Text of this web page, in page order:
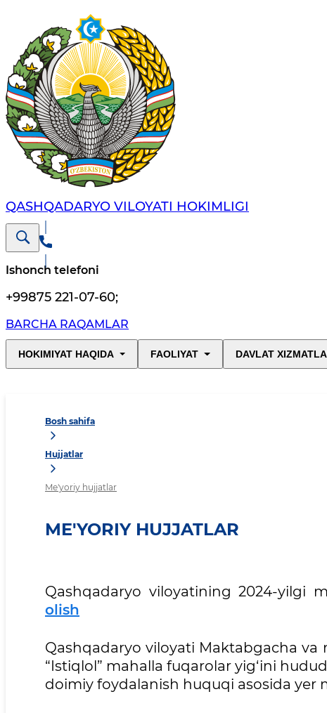
QASHQADARYO VILOYATI HОKIMLIGI
Ishonch telefoni
+99875 221-07-60;
BARCHA RAQAMLAR
HOKIMIYAT HAQIDA FAOLIYAT DAVLAT
Bosh sahifa
Hujjatlar
Me'yoriy hujjatlar
ME'YORIY HUJJATLAR
Qashqadaryo viloyatining 2024-yilgi
olish
Qashqadaryo viloyati Maktabgacha
“Istiqlol” mahalla fuqarolar yig‘ini
doimiy foydalanish huquqi asosida yer